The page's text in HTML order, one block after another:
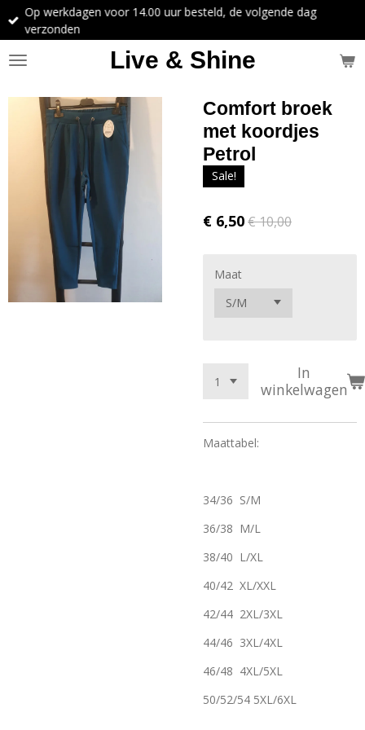
Ga
direct
de
Live & Shine
Op werkdagen voor 14.00 uur besteld, de volgende dag
verzonden
Comfort broek
met koordjes
Petrol
Sale!
€ 6,50€ 10,00
Maat
In
winkelwagen
Maattabel:
34/36 S/M
36/38 M/L
38/40 L/XL
40/42 XL/XXL
42/44 2XL/3XL
44/46 3XL/4XL
46/48 4XL/5XL
50/52/54 5XL/6XL